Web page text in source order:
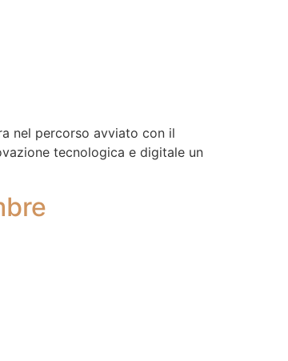
nel percorso avviato con il
tecnologica e digitale un